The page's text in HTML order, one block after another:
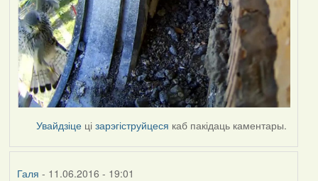
Увайдзіце цізарэгіструйцеся каб пакідаць каментары.
Галя - 11.06.2016 - 19:01